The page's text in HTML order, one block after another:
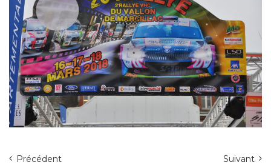
Précédent Suivant